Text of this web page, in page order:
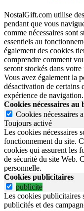
NostalGift.com utilise
pendant que vous
comme nécessaires sont
essentiels au
également des cookies
comprendre comment
seront stockés dans
Vous avez également la
désactivation de certains
expérience de navigation.
Cookies nécessaires
Cookies nécessaires
Toujours activé
Les cookies nécessaires
fonctionnement du site.
cookies qui assurent les
de sécurité du site Web.
personnelle.
Cookies publicitaires
publicite
Les cookies publicitaires
publicités et des